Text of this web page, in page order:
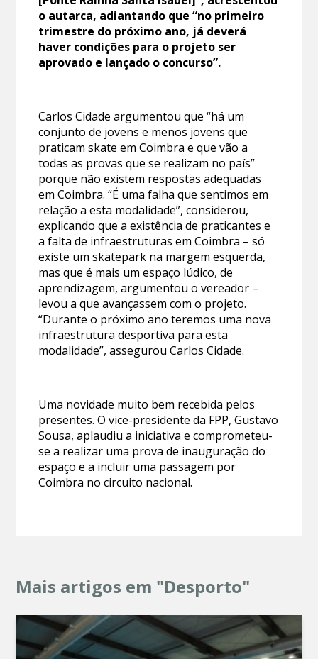
o autarca, adiantando que “no primeiro
trimestre do próximo ano, já deverá
haver condições para o projeto ser
aprovado e lançado o concurso”.
Carlos Cidade argumentou que “há um
conjunto de jovens e menos jovens que
praticam skate em Coimbra e que vão a
todas as provas que se realizam no país”
porque não existem respostas adequadas
em Coimbra. “É uma falha que sentimos em
relação a esta modalidade”, considerou,
explicando que a existência de praticantes e
a falta de infraestruturas em Coimbra – só
existe um skatepark na margem esquerda,
mas que é mais um espaço lúdico, de
aprendizagem, argumentou o vereador –
levou a que avançassem com o projeto.
“Durante o próximo ano teremos uma nova
infraestrutura desportiva para esta
modalidade”, assegurou Carlos Cidade.
Uma novidade muito bem recebida pelos
presentes. O vice-presidente da FPP, Gustavo
Sousa, aplaudiu a iniciativa e comprometeu-
se a realizar uma prova de inauguração do
espaço e a incluir uma passagem por
Coimbra no circuito nacional.
Mais artigos em "Desporto"